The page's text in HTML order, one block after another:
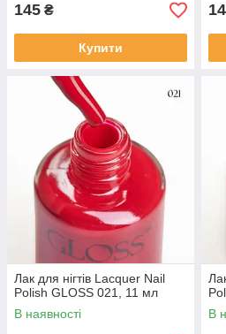
145 ₴
Купити
Лак для нігтів Lacquer Nail
Polish GLOSS 021, 11 мл
В наявності
В